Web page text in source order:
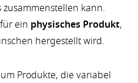
kann.
ein physisches Produkt,
hergestellt wird.
Produkte, die variabel